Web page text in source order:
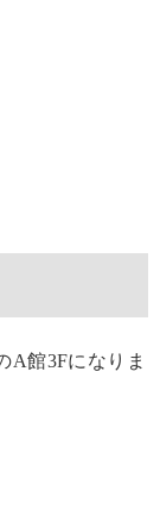
A館3Fになりま